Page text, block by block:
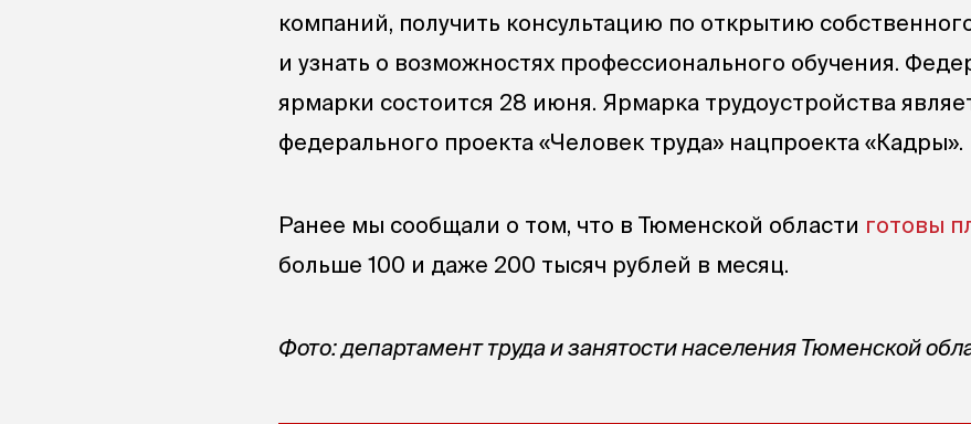
компаний, получить консультацию по открытию
и узнать о возможностях профессионального обучения.
ярмарки состоится 28 июня. Ярмарка трудоустройства
федерального проекта «Человек труда» нацпроекта «Кадры».
Ранее мы сообщали о том, что в Тюменской области готовы
больше 100 и даже 200 тысяч рублей в месяц.
Фото: департамент труда и занятости населения Тюменской